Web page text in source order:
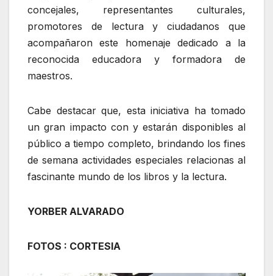
concejales, representantes culturales,
promotores de lectura y ciudadanos que
acompañaron este homenaje dedicado a la
reconocida educadora y formadora de
maestros.
Cabe destacar que, esta iniciativa ha tomado
un gran impacto con y estarán disponibles al
público a tiempo completo, brindando los fines
de semana actividades especiales relacionas al
fascinante mundo de los libros y la lectura.
YORBER ALVARADO
FOTOS : CORTESIA